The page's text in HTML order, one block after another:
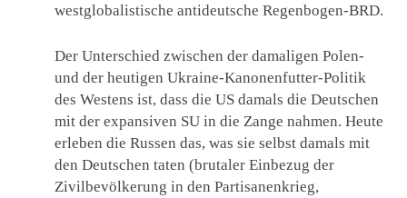
westglobalistische antideutsche Regenbogen-BRD.
Der Unterschied zwischen der damaligen Polen-
und der heutigen Ukraine-Kanonenfutter-Politik
des Westens ist, dass die US damals die Deutschen
mit der expansiven SU in die Zange nahmen. Heute
erleben die Russen das, was sie selbst damals mit
den Deutschen taten (brutaler Einbezug der
Zivilbevölkerung in den Partisanenkrieg,